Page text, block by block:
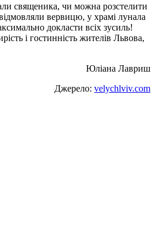
священика, чи можна розстелити
вервицю, у храмі лунала
докласти всіх зусиль!
і гостинність жителів Львова,
Юліана Лавриш
Джерело: velychlviv.com